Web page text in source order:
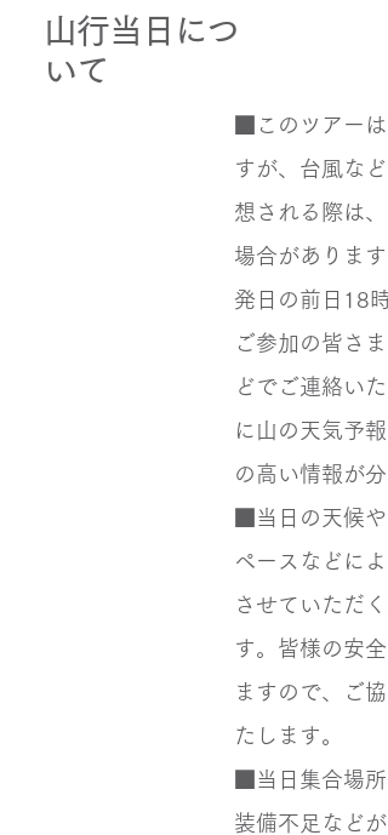
山行当日につ
いて
■このツアー
すが、台風な
想される際は
場合がありま
発日の前日18
ご参加の皆さ
どでご連絡い
に山の天気予
の高い情報が
■当日の天候
ペースなどに
させていただ
す。皆様の安
ますので、ご
たします。
■当日集合場
装備不足など